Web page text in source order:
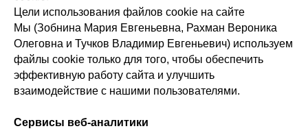
Цели использования файлов cookie на сайте
Мы (Зобнина Мария Евгеньевна, Рахман Вероника
Олеговна и Тучков Владимир Евгеньевич) используем
файлы cookie только для того, чтобы обеспечить
эффективную работу сайта и улучшить
взаимодействие с нашими пользователями.
Сервисы веб-аналитики